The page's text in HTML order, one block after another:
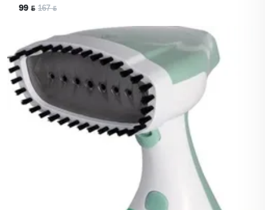
99 ƃ 167 ƃ